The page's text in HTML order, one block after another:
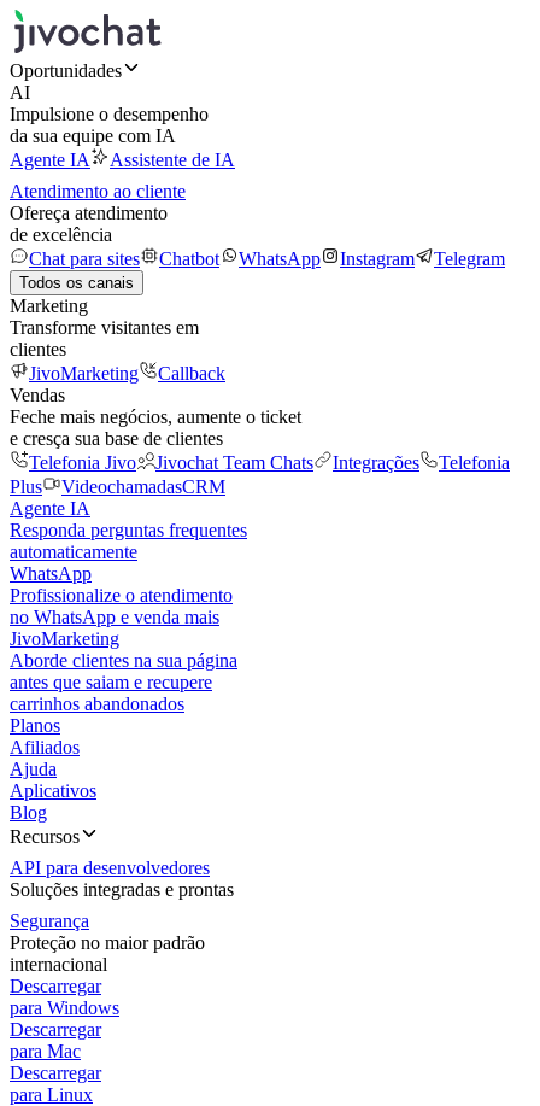
Oportunidades
AI
Impulsione o desempenho
da sua equipe com IA
Agente IA
Assistente de IA
Atendimento ao cliente
Ofereça atendimento
de excelência
Chat para sites
Chatbot WhatsApp Instagram Telegram
Todos os canais
Marketing
Transforme visitantes em
clientes
JivoMarketing
Callback
Vendas
Feche mais negócios, aumente o ticket
e cresça sua base de clientes
Telefonia Jivo
Jivochat Team Chats Integrações
Telefonia
Plus
VideochamadasCRM
Agente IA
Responda perguntas frequentes
automaticamente
WhatsApp
Profissionalize o atendimento
no WhatsApp e venda mais
JivoMarketing
Aborde clientes na sua página
antes que saiam e recupere
carrinhos abandonados
Planos
Afiliados
Ajuda
Aplicativos
Blog
Recursos
API para desenvolvedores
Soluções integradas e prontas
Segurança
Proteção no maior padrão
internacional
Descarregar
para Windows
Descarregar
para Mac
Descarregar
para Linux